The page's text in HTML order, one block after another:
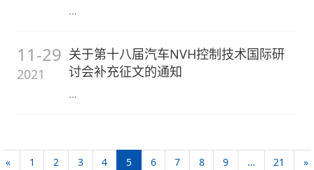
...
11-29
2021
关于第十八届汽车NVH控制技术国际研
讨会补充征文的通知
...
« 1 2 3 4 5 6 7 8 9 … 21 »